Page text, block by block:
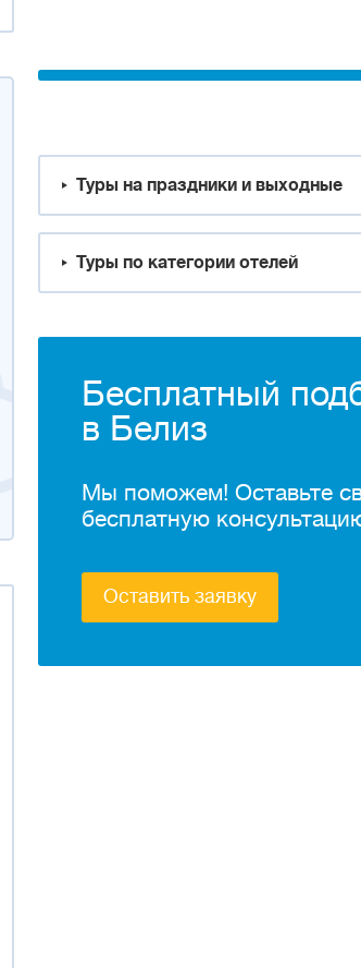
Туры на праздники и выходные
Туры по категории отелей
Бесплатный
в Белиз
Мы поможем! Оставьте
бесплатную
Оставить заявку